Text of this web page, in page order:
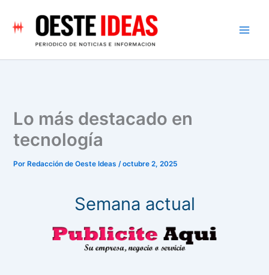
contenido
Lo más destacado en
tecnología
Por Redacción de Oeste Ideas/octubre 2, 2025
Semana actual